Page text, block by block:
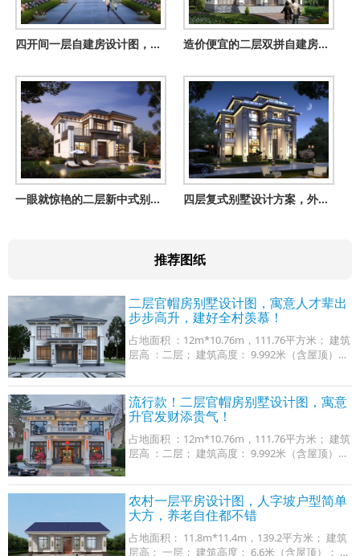
四开间一层自建房设计图，四卧二厅+棋牌室+书房 造价便宜的二层双拼自建房设计方图案，一块宅基地建两户
一眼就惊艳的二层新中式别墅设计图，大气做梦都想回家盖栋！ 四层复式别墅设计方案，外观气派布局实用，舒适宜居美极了！
推荐图纸
二层官帽房别墅设计图，寓意人才辈出
步步高升，建好全村羡慕！
占地面积 ：12m*10.76m，111.76平方米； 建筑
层高 ：二层； 建筑高度： 9.992米（含屋顶）；
厅、卧室x2、卫生间； 二层户型：客厅、书房、
卧
流行款！二层官帽房别墅设计图，寓意
升官发财添贵气！
占地面积 ：12m*10.76m，111.76平方米； 建筑
层高 ：二层； 建筑高度： 9.992米（含屋顶）；
厅、卧室x2、卫生间； 二层户型：客厅、书房、
卧
农村一层平房设计图，人字坡户型简单
大方，养老自住都不错
占地面积： 11.8m*11.4m，139.2平方米； 建筑
层高： 一层； 建筑高度： 6.6米（含屋顶）； 设